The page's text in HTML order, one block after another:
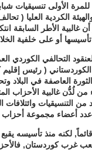
الأولى تنسيقيات
الكردية العليا (
الأطر السابقة
التحالفي الكوردي
الكوردستاني ( رئيس
العاصفة في البلاد
من لُدُّن غالبية الأحزاب
التنسيقيات وائتلافات
لكنه منذ تأسيسه
كوردستان, فالأحزاب